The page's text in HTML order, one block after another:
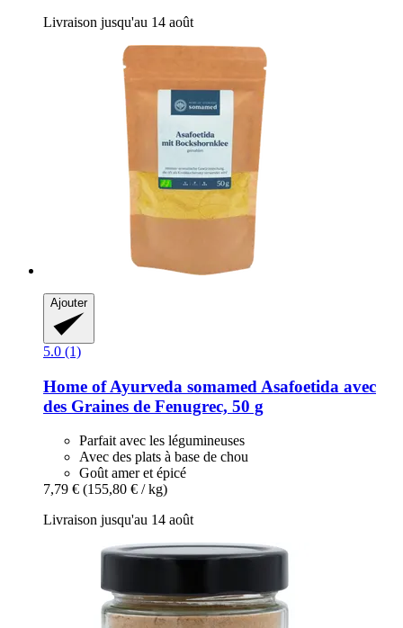
Livraison jusqu'au 14 août
Ajouter
5.0 (1)
Home of Ayurveda somamed Asafoetida avec
des Graines de Fenugrec, 50 g
Parfait avec les légumineuses
Avec des plats à base de chou
Goût amer et épicé
7,79 € (155,80 € / kg)
Livraison jusqu'au 14 août